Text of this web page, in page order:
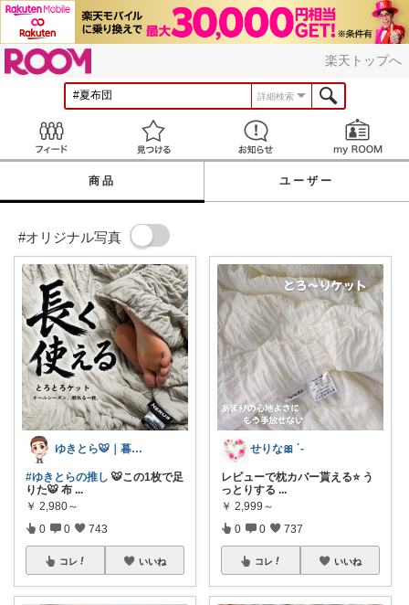
楽天トップへ
詳細検索
見つける お知らせ
商品 ユーザー
#オリジナル写真
ゆきとら🐯｜暮らしをラクにしたいパパ
#ゆきとらの推し 🐯この1枚で足
りた🐯 布 ...
￥ 2,980～
0 0 743
コレ いいね
せりな🎀 ´-
レビューで枕カバー貰える⭐️ う
っとりする ...
￥ 2,999～
0 0 737
コレ いいね